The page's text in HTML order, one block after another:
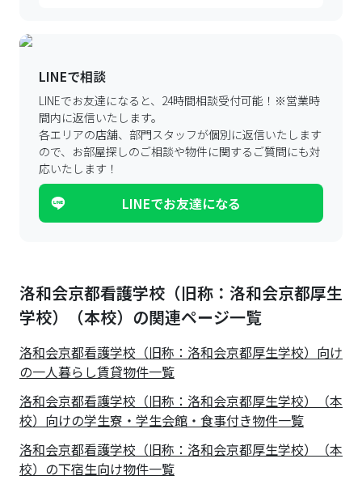
LINEで相談
LINEでお友達になると、24時間相談受付可能！ ※営業時
間内に返信いたします。
各エリアの店舗、部門スタッフが個別に返信いたします
ので、 お部屋探しのご相談や物件に関するご質問にも対
応いたします！
LINEでお友達になる
洛和会京都看護学校（旧称：洛和会京都厚生
学校）（本校）の関連ページ一覧
洛和会京都看護学校（旧称：洛和会京都厚生学校） 向け
の一人暮らし賃貸物件一覧
洛和会京都看護学校（旧称：洛和会京都厚生学校）（本
校）向けの学生寮・学生会館・食事付き物件一覧
洛和会京都看護学校（旧称：洛和会京都厚生学校）（本
校）の下宿生向け物件一覧